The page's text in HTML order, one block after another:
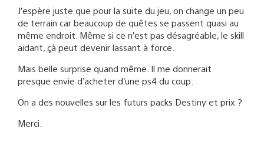
J’espère juste que pour la suite du jeu, on change un peu
de terrain car beaucoup de quêtes se passent quasi au
même endroit. Même si ce n’est pas désagréable, le skill
aidant, çà peut devenir lassant à force.
Mais belle surprise quand même. Il me donnerait
presque envie d’acheter d’une ps4 du coup.
On a des nouvelles sur les futurs packs Destiny et prix ?
Merci.